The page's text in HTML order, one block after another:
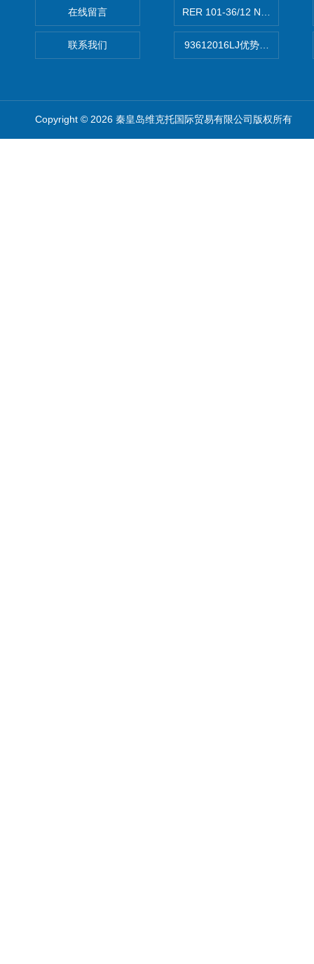
在线留言
联系我们
RER 101-36/12 NHH离心
93612016LJ优势供应美国
Copyright © 2026 秦皇岛维克托国际贸易有限公司版权所有